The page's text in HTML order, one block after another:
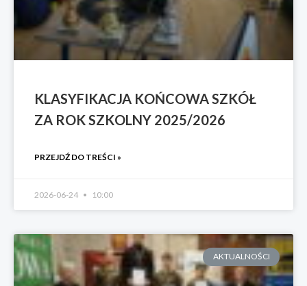
KLASYFIKACJA KOŃCOWA SZKÓŁ
ZA ROK SZKOLNY 2025/2026
PRZEJDŹ DO TREŚCI »
2026-06-24 10:00
AKTUALNOŚCI